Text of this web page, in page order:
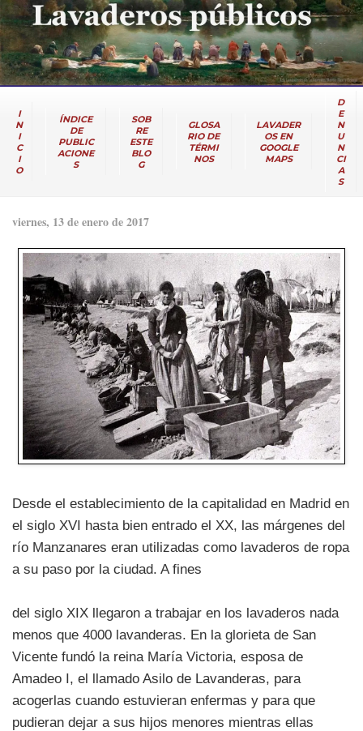
I
N
I
C
I
O
ÍNDICE
DE
PUBLIC
ACIONE
S
SOB
RE
ESTE
BLO
G
GLOSA
RIO DE
TÉRMI
NOS
LAVADER
OS EN
GOOGLE
MAPS
D
E
N
U
N
CI
A
S
viernes, 13 de enero de 2017
Desde el establecimiento de la capitalidad en Madrid en
el siglo XVI hasta bien entrado el XX, las márgenes del
río Manzanares eran utilizadas como lavaderos de ropa
a su paso por la ciudad. A fines
del siglo XIX llegaron a trabajar en los lavaderos nada
menos que 4000 lavanderas. En la glorieta de San
Vicente fundó la reina María Victoria, esposa de
Amadeo I, el llamado Asilo de Lavanderas, para
acogerlas cuando estuvieran enfermas y para que
pudieran dejar a sus hijos menores mientras ellas